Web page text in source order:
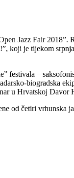
Jazz Fair
koji je tijekom
festivala –
biogradska
u Hrvatskoj
od četiri vrhunska